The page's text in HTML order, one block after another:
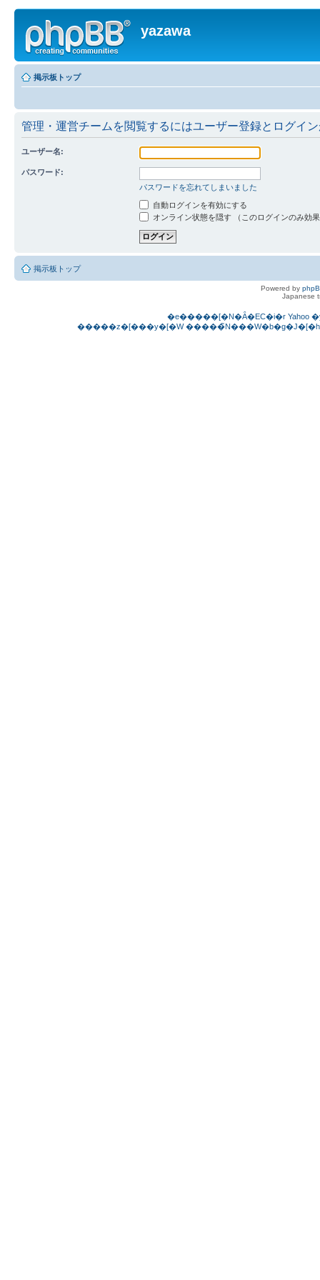
yazawa
掲示板トップ
管理・運営チームを閲覧するにはユーザー登録とログイ
ユーザー名:
パスワード:
パスワードを忘れてしまいました
自動ログインを有効にする
オンライン状態を隠す （このログインのみ効
掲示板トップ
Powered by
Japanese
�e�����[�N�Ȃ�EC�i�r Yahoo
�����z�[���y�[�W �����̃N���W�b�g�J�[�h